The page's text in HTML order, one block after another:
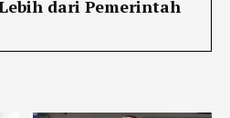
dari Pemerintah